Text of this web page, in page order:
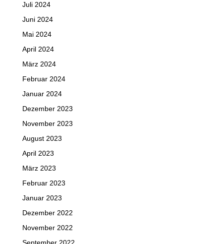
Juli 2024
Juni 2024
Mai 2024
April 2024
März 2024
Februar 2024
Januar 2024
Dezember 2023
November 2023
August 2023
April 2023
März 2023
Februar 2023
Januar 2023
Dezember 2022
November 2022